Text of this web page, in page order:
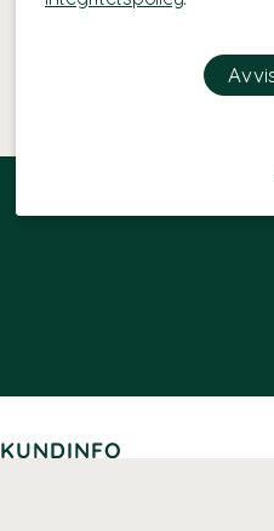
KUNDINFO